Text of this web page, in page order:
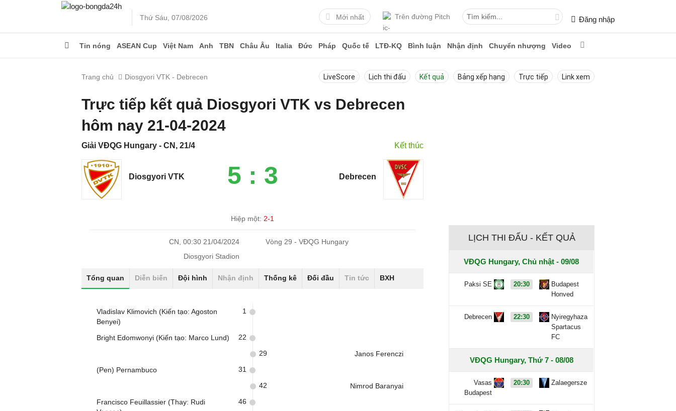
Thứ Sáu, 07/08/2026 Mới nhất Trên đường Pitch Đăng nhập
Tin nóng ASEAN Cup Việt Nam Anh TBN Châu Âu Italia Đức Pháp Quốc tế LTĐ-KQ Bình luận Nhận định Chuyển nhượng Video
Trang chủ Diosgyori VTK - Debrecen LiveScore Lịch thi đấu Kết quả Bảng xếp hạng Trực tiếp Link xem
Trực tiếp kết quả Diosgyori VTK vs Debrecen
hôm nay 21-04-2024
Giải VĐQG Hungary - CN, 21/4 Kết thúc
Diosgyori VTK 5 : 3 Debrecen
Hiệp một: 2-1
CN, 00:30 21/04/2024
Vòng 29 - VĐQG Hungary
Diosgyori Stadion
Tổng quan Diễn biến Đội hình Nhận định Thống kê Đối đầu Tin tức BXH
Vladislav Klimovich (Kiến tạo: Agoston
Benyei)
1
Bright Edomwonyi (Kiến tạo: Marco Lund) 22
Janos Ferenczi
29
(Pen) Pernambuco 31
Nimrod Baranyai
42
Francisco Feuillassier (Thay: Rudi
46
LỊCH THI ĐẤU - KẾT QUẢ
VĐQG Hungary, Chủ nhật - 09/08
Paksi SE 20:30
Budapest
Honved
Debrecen 22:30
Nyiregyhaza
Spartacus
FC
VĐQG Hungary, Thứ 7 - 08/08
Vasas
Budapest
20:30 Zalaegersze